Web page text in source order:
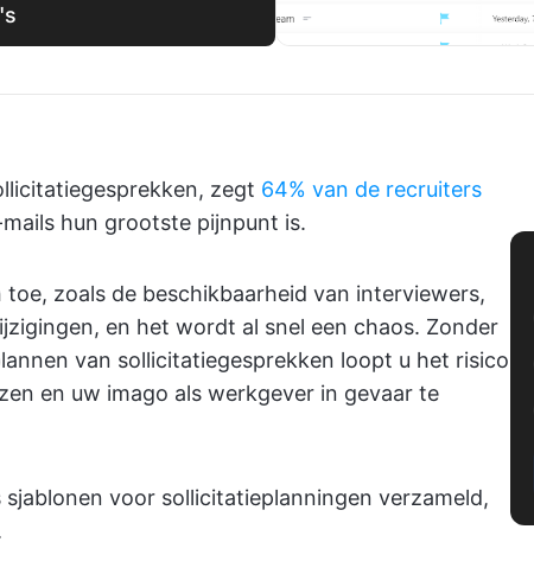
zegt 64% van de recruiters
hun grootste pijnpunt is.
toe, zoals de beschikbaarheid van interviewers,
en het wordt al snel een chaos. Zonder
van sollicitatiegesprekken loopt u het risico
en uw imago als werkgever in gevaar te
voor sollicitatieplanningen verzameld,